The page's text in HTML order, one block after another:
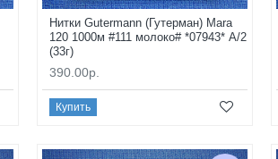
Нитки Gutermann (Гутерман) Mara
120 1000м #111 молоко# *07943* A/2
(33г)
390.00р.
Купить